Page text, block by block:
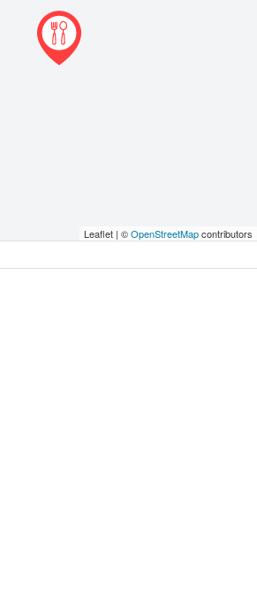
Leaflet | ©OpenStreetMapcontributors